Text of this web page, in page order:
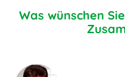
Was wünschen